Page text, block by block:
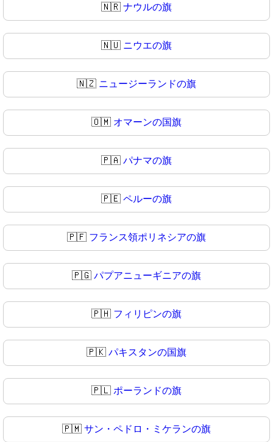
🇳🇷 ナウルの旗
🇳🇺 ニウエの旗
🇳🇿 ニュージーランドの旗
🇴🇲 オマーンの国旗
🇵🇦 パナマの旗
🇵🇪 ペルーの旗
🇵🇫 フランス領ポリネシアの旗
🇵🇬 パプアニューギニアの旗
🇵🇭 フィリピンの旗
🇵🇰 パキスタンの国旗
🇵🇱 ポーランドの旗
🇵🇲 サン・ペドロ・ミケランの旗